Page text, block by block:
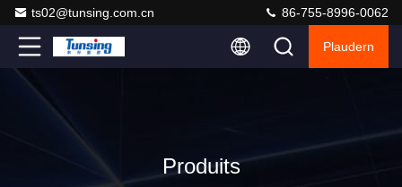
ts02@tunsing.com.cn 86-755-8996-0062
Plaudern
Produits